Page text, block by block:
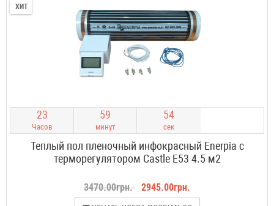
ХИТ
23
Часов
59
минут
53
сек
Теплый пол пленочный инфокрасный Enerpia с
терморегулятором Castle E53 4.5 м2
3470.00грн. 2945.00грн.